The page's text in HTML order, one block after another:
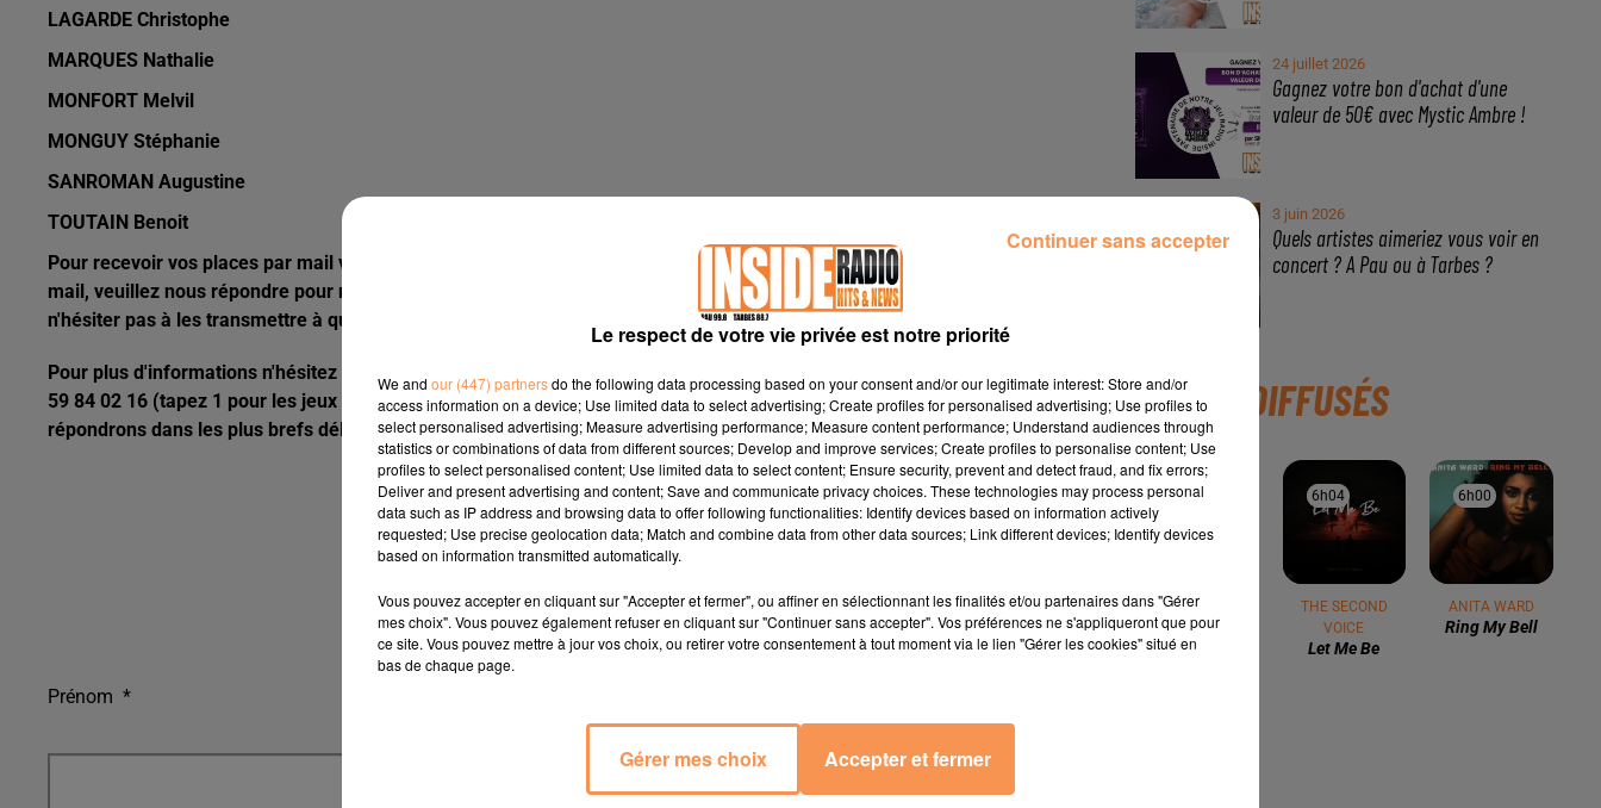
LAGARDE Christophe
MARQUES Nathalie
MONFORT Melvil
MONGUY Stéphanie
SANROMAN Augustine
TOUTAIN Benoit
Pour recevoir vos places par mail veuillez remplir le formulaire ci-dessous. (Une fois que vous avez reçu vos places par
mail, veuillez nous répondre pour nous en informer merci de votre compréhension). Si vous ne pouvez pas en profiter,
n'hésiter pas à les transmettre à quelqu'un de votre entourage.
Pour plus d'informations n'hésitez pas à contacter notre standard de 9h à 12h et de 14h à 19h du lundi au vendredi au 05
59 84 02 16 (tapez 1 pour les jeux antenne) ou à envoyer un message directement sur notre site internetici. Nous vous
répondrons dans les plus brefs délais.
Prénom *
24 juillet 2026
Gagnez votre bon d'achat d'une
valeur de 50€ avec Mystic Ambre !
3 juin 2026
Quels artistes aimeriez vous voir en
concert ? A Pau ou à Tarbes ?
TITRES DIFFUSÉS
6h08
6h08
JUSTIN
TIMBERLAKE
Can't Stop The
6h04
6h04
THE SECOND
VOICE
Let Me Be
6h00
6h00
ANITA WARD
Ring My Bell
Le respect de votre vie privée est notre priorité
We and our (447) partnersdo the following data processing based on your consent and/or our legitimate interest: Store and/or
access information on a device; Use limited data to select advertising; Create profiles for personalised advertising; Use profiles to
select personalised advertising; Measure advertising performance; Measure content performance; Understand audiences through
statistics or combinations of data from different sources; Develop and improve services; Create profiles to personalise content; Use
profiles to select personalised content; Use limited data to select content; Ensure security, prevent and detect fraud, and fix errors;
Deliver and present advertising and content; Save and communicate privacy choices. These technologies may process personal
data such as IP address and browsing data to offer following functionalities: Identify devices based on information actively
requested; Use precise geolocation data; Match and combine data from other data sources; Link different devices; Identify devices
based on information transmitted automatically.
Vous pouvez accepter en cliquant sur "Accepter et fermer", ou affiner en sélectionnant les finalités et/ou partenaires dans "Gérer
mes choix". Vous pouvez également refuser en cliquant sur "Continuer sans accepter". Vos préférences ne s'appliqueront que pour
ce site. Vous pouvez mettre à jour vos choix, ou retirer votre consentement à tout moment via le lien "Gérer les cookies" situé en
bas de chaque page.
Gérer mes choix Accepter et fermer
Continuer sans accepter